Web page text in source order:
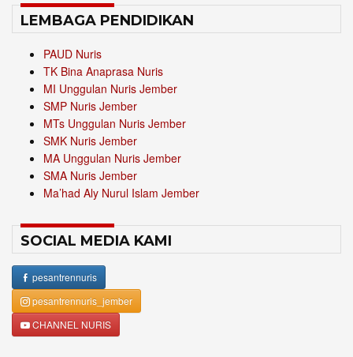
LEMBAGA PENDIDIKAN
PAUD Nuris
TK Bina Anaprasa Nuris
MI Unggulan Nuris Jember
SMP Nuris Jember
MTs Unggulan Nuris Jember
SMK Nuris Jember
MA Unggulan Nuris Jember
SMA Nuris Jember
Ma’had Aly Nurul Islam Jember
SOCIAL MEDIA KAMI
pesantrennuris
pesantrennuris_jember
CHANNEL NURIS